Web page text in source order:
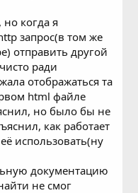
но когда я
запрос(в том же
отправить другой
ради
отображаться та
html файле
но было бы не
как работает
использовать(ну
документацию
не смог